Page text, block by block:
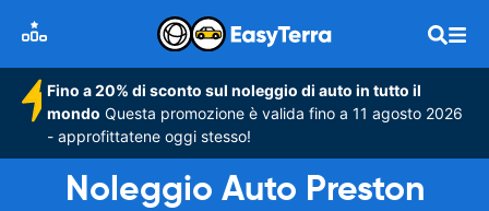
Fino a 20% di sconto sul noleggio di auto in tutto il
mondo Questa promozione è valida fino a 11 agosto 2026
- approfittatene oggi stesso!
Noleggio Auto Preston